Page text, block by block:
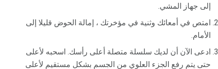
إلى جهاز المشي.
امتص في أمعائك وثنية في مؤخرتك ، إمالة الحوض قليلا إلى
الأمام.
ادعى الآن أن لديك سلسلة متصلة أعلى رأسك. اسحبه لأعلى
حتى يتم رفع الجزء العلوي من الجسم بشكل مستقيم لأعلى